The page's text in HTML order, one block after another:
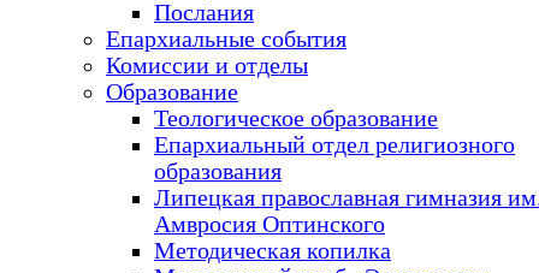
Послания
Епархиальные события
Комиссии и отделы
Образование
Теологическое образование
Епархиальный отдел религиозного
образования
Липецкая православная гимназия
Амвросия Оптинского
Методическая копилка